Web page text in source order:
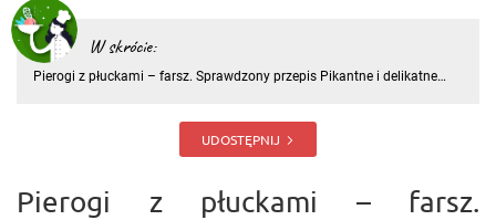
W skrócie:
Pierogi z płuckami – farsz. Sprawdzony przepis Pikantne i delikatne
na pszennej mące. Trudno określić, gdzie i kiedy pi
UDOSTĘPNIJ
Pierogi z płuckami – farsz.